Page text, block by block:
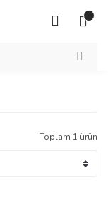
Toplam 1 ürün